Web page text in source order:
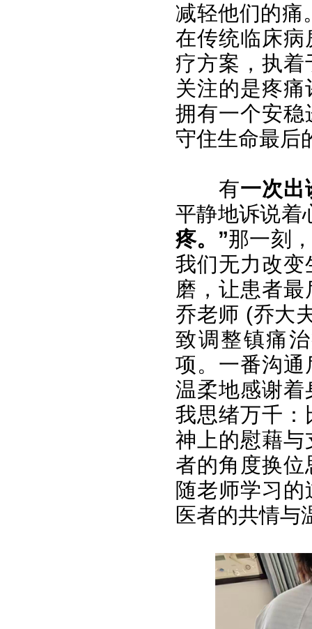
减轻他们的痛
在传统临床
疗方案，执
关注的是疼
拥有一个安
守住生命最后
有一次出
平静地诉说着
疼。”那一刻
我们无力改
磨，让患者
乔老师 (乔大
致调整镇痛
项。一番沟
温柔地感谢
我思绪万千
神上的慰藉
者的角度换
随老师学习
医者的共情与